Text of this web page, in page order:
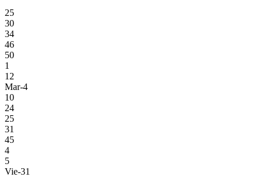
25
30
34
46
50
1
12
Mar-4
10
24
25
31
45
4
5
Vie-31